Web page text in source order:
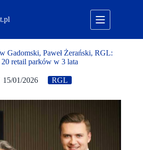
Gadomski, Paweł Żerański, RGL:
retail parków w 3 lata
15/01/2026 RGL